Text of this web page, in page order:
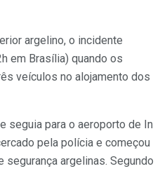
argelino, o incidente
em Brasília) quando os
veículos no alojamento dos
seguia para o aeroporto de In
pela polícia e começou
argelinas. Segundo